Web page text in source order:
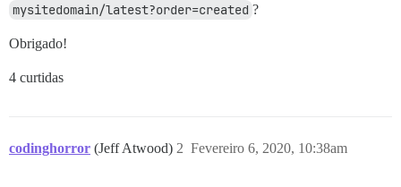
mysitedomain/latest?order=created ?
Obrigado!
4 curtidas
codinghorror (Jeff Atwood) Fevereiro 6, 2020, 10:38am
2